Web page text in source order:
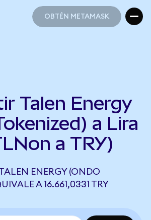
OBTÉN METAMASK
Talen Energy
a Lira
a TRY)
ENERGY (ONDO
A 16.661,0331 TRY